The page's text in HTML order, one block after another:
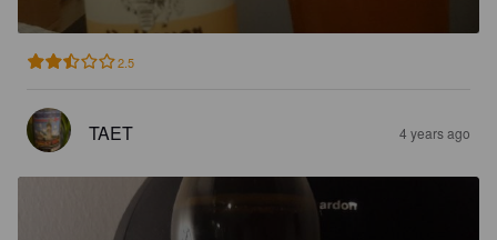
2.5
TAET 4 years ago